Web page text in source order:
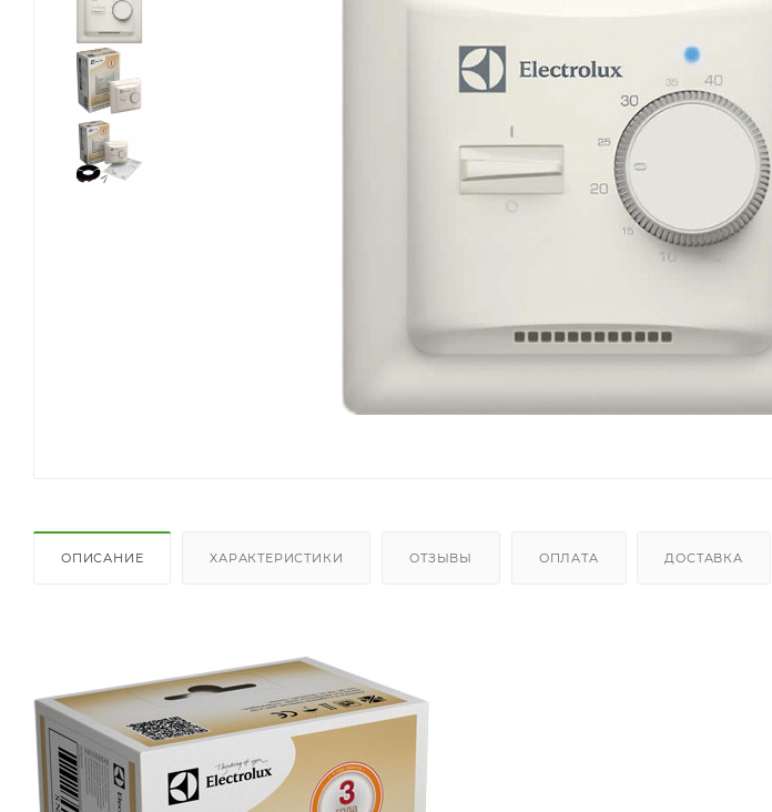
ОПИСАНИЕ ХАРАКТЕРИСТИКИ ОТЗЫВЫ ОПЛАТА ДОСТАВКА